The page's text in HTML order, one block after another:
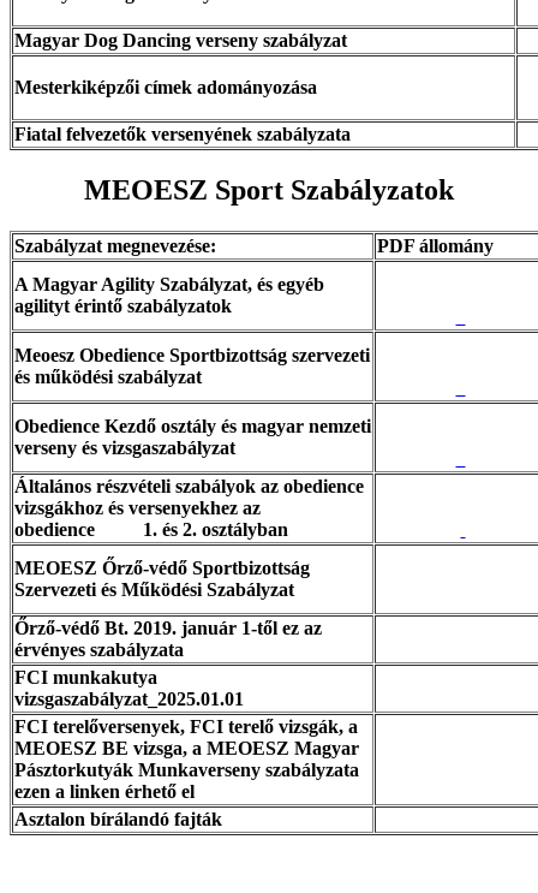
Magyar Dog Dancing verseny szabályzat
Mesterkiképzői címek adományozása
Fiatal felvezetők versenyének szabályzata
MEOESZ Sport Szabályzatok
Szabályzat megnevezése:
PDF állomány
A Magyar Agility Szabályzat, és egyéb
agilityt érintő szabályzatok
Meoesz Obedience Sportbizottság szervezeti
és működési szabályzat
Obedience Kezdő osztály és magyar nemzeti
verseny és vizsgaszabályzat
Általános részvételi szabályok az obedience
vizsgákhoz és versenyekhez az
obedience 1. és 2. osztályban
MEOESZ Őrző-védő Sportbizottság
Szervezeti és Működési Szabályzat
Őrző-védő Bt. 2019. január 1-től ez az
érvényes szabályzata
FCI munkakutya
vizsgaszabályzat_2025.01.01
FCI terelőversenyek, FCI terelő vizsgák, a
MEOESZ BE vizsga, a MEOESZ Magyar
Pásztorkutyák Munkaverseny szabályzata
ezen a linken érhető el
Asztalon bírálandó fajták